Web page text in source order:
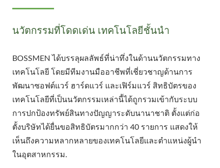
นวัตกรรมที่โดดเด่น เทคโนโลยีชั้นนำ
BOSSMEN ได้บรรลุผลลัพธ์ที่น่าทึ่งในด้านนวัตกรรมทาง
เทคโนโลยี โดยมีทีมงานมืออาชีพที่เชี่ยวชาญด้านการ
พัฒนาซอฟต์แวร์ ฮาร์ดแวร์ และเฟิร์มแวร์ สิทธิบัตรของ
เทคโนโลยีที่เป็นนวัตกรรมเหล่านี้ได้ถูกรวมเข้ากับระบบ
การปกป้องทรัพย์สินทางปัญญาระดับนานาชาติ ตั้งแต่ก่อ
ตั้งบริษัทได้ยื่นขอสิทธิบัตรมากกว่า 40 รายการ แสดงให้
เห็นถึงความหลากหลายของเทคโนโลยีและตำแหน่งผู้นำ
ในอุตสาหกรรม.